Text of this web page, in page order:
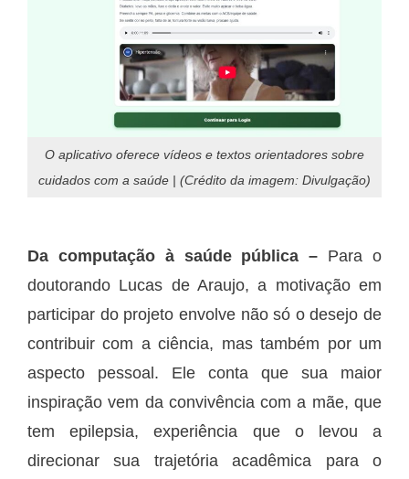
O aplicativo oferece vídeos e textos orientadores sobre
cuidados com a saúde | (Crédito da imagem: Divulgação)
Da computação à saúde pública – Para o
doutorando Lucas de Araujo, a motivação em
participar do projeto envolve não só o desejo de
contribuir com a ciência, mas também por um
aspecto pessoal. Ele conta que sua maior
inspiração vem da convivência com a mãe, que
tem epilepsia, experiência que o levou a
direcionar sua trajetória acadêmica para o